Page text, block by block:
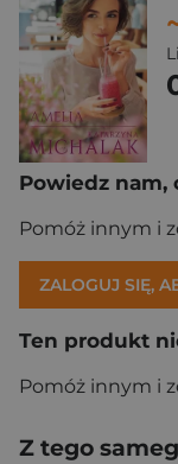
Powiedz nam,
Pomóż innym i
ZALOGUJ SIĘ,
Ten produkt
Pomóż innym i
Z tego